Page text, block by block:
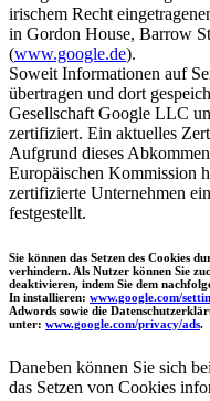
irischem Recht
in Gordon House, Barrow
(www.google.de).
Soweit Informationen auf
übertragen und dort
Gesellschaft Google LLC
zertifiziert. Ein aktuelles
Aufgrund dieses
Europäischen Kommission
zertifizierte Unternehmen
festgestellt.
Sie können das Setzen des Cookies
verhindern. Als Nutzer können Sie
deaktivieren, indem Sie dem
In installieren: www.google.com/
Adwords sowie die
unter: www.google.com/privacy/ads.
Daneben können Sie sich
das Setzen von Cookies